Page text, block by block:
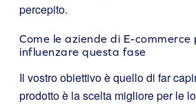
percepito.
Come le aziende di E-commerce
influenzare questa fase
Il vostro obiettivo è quello di far
prodotto è la scelta migliore per le